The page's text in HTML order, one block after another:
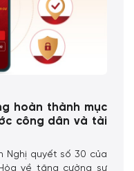
hoàn thành mục
công dân và tài
Nghị quyết số 30 của
về tăng cường sự